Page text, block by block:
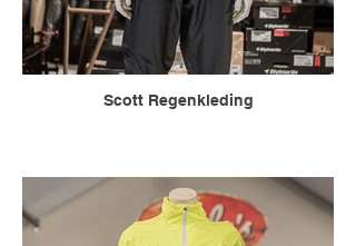
Scott Regenkleding